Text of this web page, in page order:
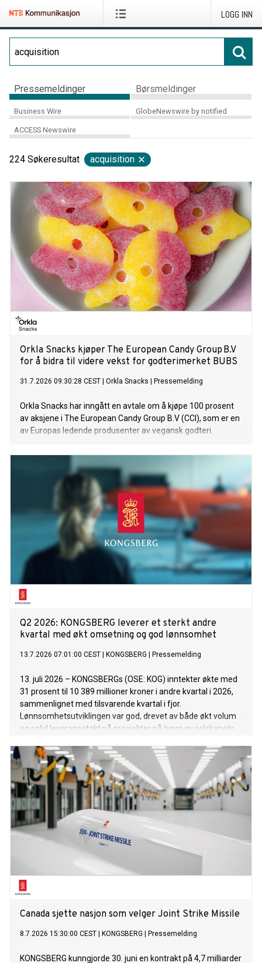
LOGG INN
Pressemeldinger Børsmeldinger
Business Wire GlobeNewswire by notified
ACCESS Newswire
224 Søkeresultat acquisition
Orkla Snacks kjøper The European Candy Group B.V
for å bidra til videre vekst for godterimerket BUBS
31.7.2026 09:30:28 CEST Orkla Snacks Pressemelding
Orkla Snacks har inngått en avtale om å kjøpe 100 prosent
av aksjene i The European Candy Group B.V (CCI), som er en
av Europas ledende produsenter av vegansk godteri.
Q2 2026: KONGSBERG leverer et sterkt andre
kvartal med økt omsetning og god lønnsomhet
13.7.2026 07:01:00 CEST KONGSBERG Pressemelding
13. juli 2026 – KONGSBERGs (OSE: KOG) inntekter økte med
31 prosent til 10 389 millioner kroner i andre kvartal i 2026,
sammenlignet med tilsvarende kvartal i fjor.
Lønnsomhetsutviklingen var god, drevet av både økt volum
og solid leveransetakt på prosjekter på tvers av selskapets
Canada sjette nasjon som velger Joint Strike Missile
8.7.2026 15:30:00 CEST KONGSBERG Pressemelding
KONGSBERG kunngjorde 30. juni en kontrakt på 4,7 milliarder